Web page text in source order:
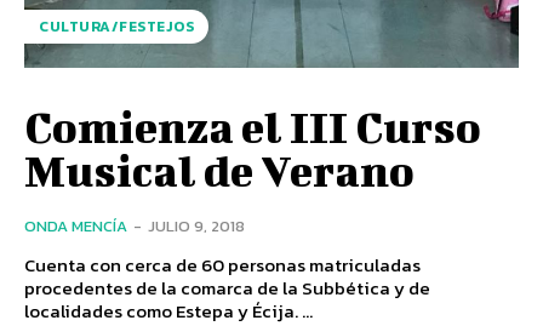
CULTURA/FESTEJOS
Comienza el III Curso
Musical de Verano
ONDA MENCÍA - JULIO 9, 2018
Cuenta con cerca de 60 personas matriculadas
procedentes de la comarca de la Subbética y de
localidades como Estepa y Écija. ...